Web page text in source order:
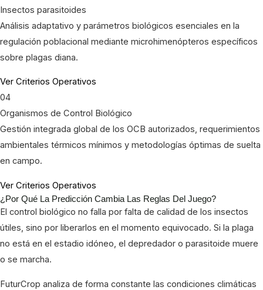
Insectos parasitoides
Análisis adaptativo y parámetros biológicos esenciales en la
regulación poblacional mediante microhimenópteros específicos
sobre plagas diana.
Ver Criterios Operativos
04
Organismos de Control Biológico
Gestión integrada global de los OCB autorizados, requerimientos
ambientales térmicos mínimos y metodologías óptimas de suelta
en campo.
Ver Criterios Operativos
¿Por Qué La Predicción Cambia Las Reglas Del Juego?
El control biológico no falla por falta de calidad de los insectos
útiles, sino por liberarlos en el momento equivocado. Si la plaga
no está en el estadio idóneo, el depredador o parasitoide muere
o se marcha.
FuturCrop analiza de forma constante las condiciones climáticas